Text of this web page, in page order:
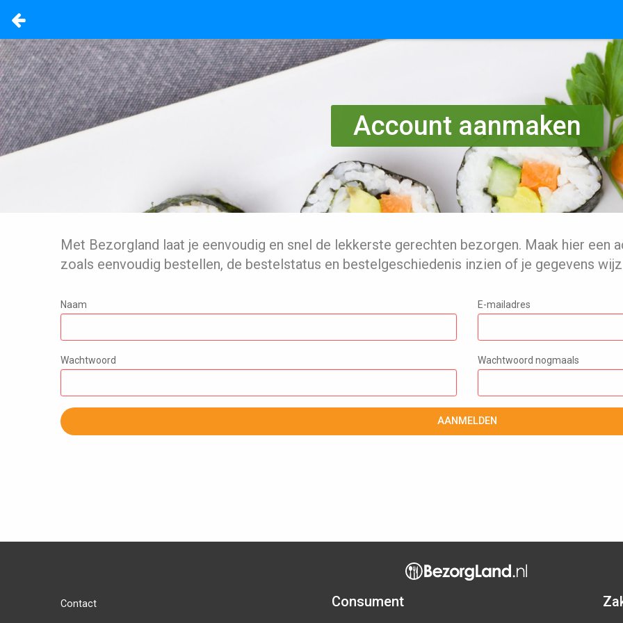
Account aanmaken
Met Bezorgland laat je eenvoudig en snel de lekkerste gerechten bezorgen. Maak hier een
zoals eenvoudig bestellen, de bestelstatus en bestelgeschiedenis inzien of je gegevens
Naam E-mailadres
Wachtwoord Wachtwoord nogmaals
AANMELDEN
Contact Consument